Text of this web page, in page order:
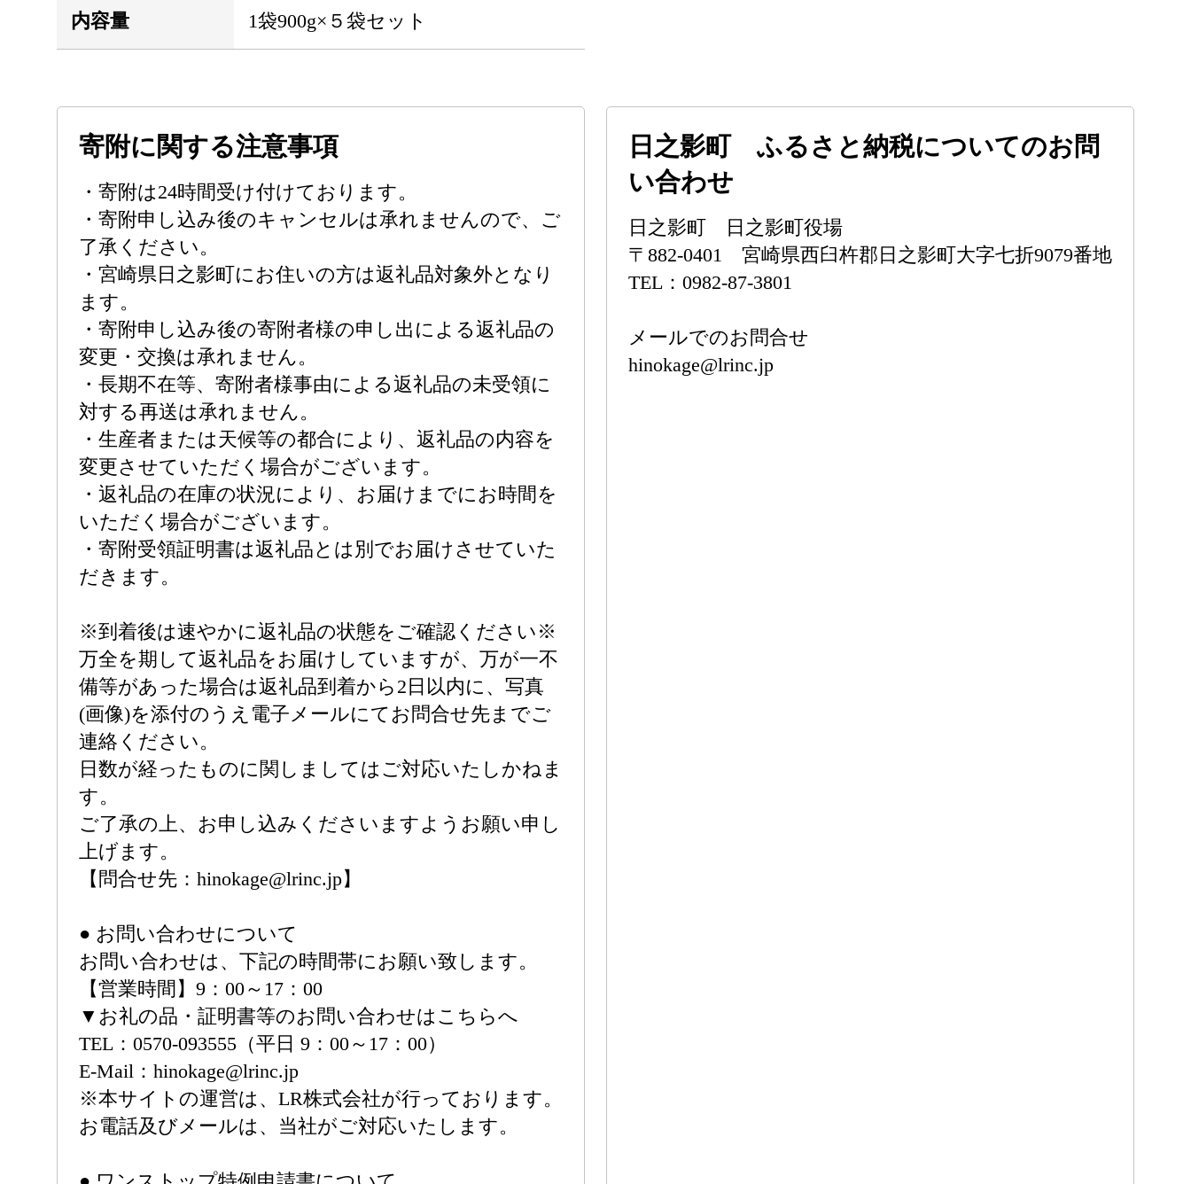
内容量 1袋900g×５袋セット
寄附に関する注意事項
・寄附は24時間受け付けております。
・寄附申し込み後のキャンセルは承れませんので、ご
了承ください。
・宮崎県日之影町にお住いの方は返礼品対象外となり
ます。
・寄附申し込み後の寄附者様の申し出による返礼品の
変更・交換は承れません。
・長期不在等、寄附者様事由による返礼品の未受領に
対する再送は承れません。
・生産者または天候等の都合により、返礼品の内容を
変更させていただく場合がございます。
・返礼品の在庫の状況により、お届けまでにお時間を
いただく場合がございます。
・寄附受領証明書は返礼品とは別でお届けさせていた
だきます。
※到着後は速やかに返礼品の状態をご確認ください※
万全を期して返礼品をお届けしていますが、万が一不
備等があった場合は返礼品到着から2日以内に、写真
(画像)を添付のうえ電子メールにてお問合せ先までご
連絡ください。
日数が経ったものに関しましてはご対応いたしかねま
す。
ご了承の上、お申し込みくださいますようお願い申し
上げます。
【問合せ先：hinokage@lrinc.jp】
● お問い合わせについて
お問い合わせは、下記の時間帯にお願い致します。
【営業時間】9：00～17：00
▼お礼の品・証明書等のお問い合わせはこちらへ
TEL：0570-093555（平日 9：00～17：00）
E-Mail：hinokage@lrinc.jp
※本サイトの運営は、LR株式会社が行っております。
お電話及びメールは、当社がご対応いたします。
日之影町 ふるさと納税についてのお問
い合わせ
日之影町 日之影町役場
〒882-0401 宮崎県西臼杵郡日之影町大字七折9079番地
TEL：0982-87-3801
メールでのお問合せ
hinokage@lrinc.jp